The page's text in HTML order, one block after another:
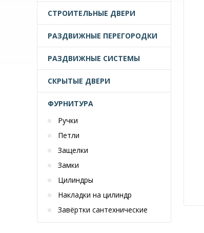
СТРОИТЕЛЬНЫЕ ДВЕРИ
РАЗДВИЖНЫЕ ПЕРЕГОРОДКИ
РАЗДВИЖНЫЕ СИСТЕМЫ
СКРЫТЫЕ ДВЕРИ
ФУРНИТУРА
Ручки
Петли
Защелки
Замки
Цилиндры
Накладки на цилиндр
Завёртки сантехнические